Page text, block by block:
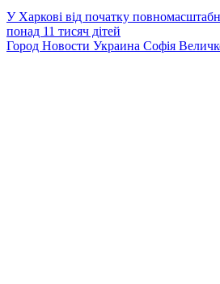
У Харкові від початку
понад 11 тисяч дітей
Город Новости Украина Софія